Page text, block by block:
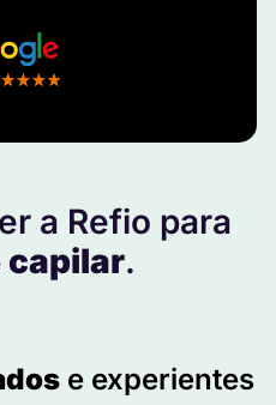
a Refio para
capilar.
e experientes